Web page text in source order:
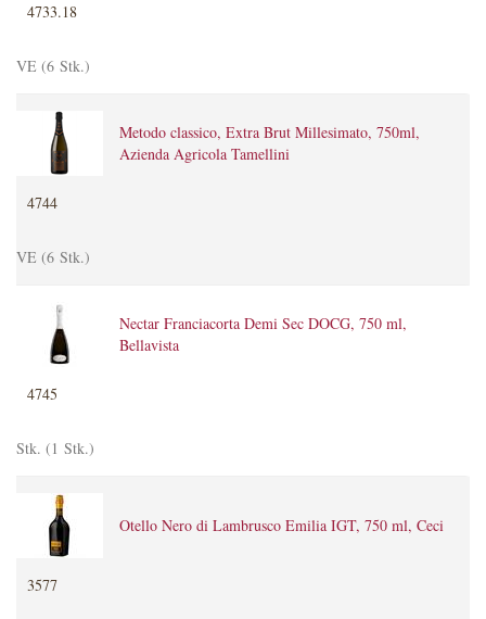
4733.18
VE (6 Stk.)
Metodo classico, Extra Brut Millesimato, 750ml,
Azienda Agricola Tamellini
4744
VE (6 Stk.)
Nectar Franciacorta Demi Sec DOCG, 750 ml,
Bellavista
4745
Stk. (1 Stk.)
Otello Nero di Lambrusco Emilia IGT, 750 ml, Ceci
3577